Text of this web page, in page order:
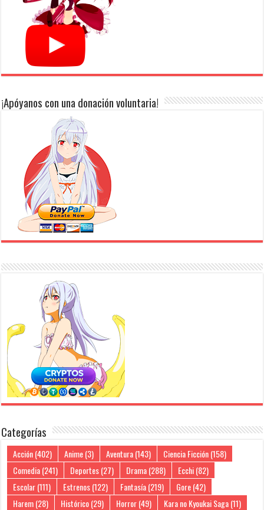
¡Apóyanos con una donación voluntaria!
Categorías
Acción(402) Anime(3) Aventura(143) Ciencia Ficción(158)
Comedia(241) Deportes(27) Drama(288) Ecchi(82)
Escolar(111) Estrenos(122) Fantasía(219) Gore(42)
Harem(28) Histórico(29) Horror(49) Kara no Kyoukai Saga(11)